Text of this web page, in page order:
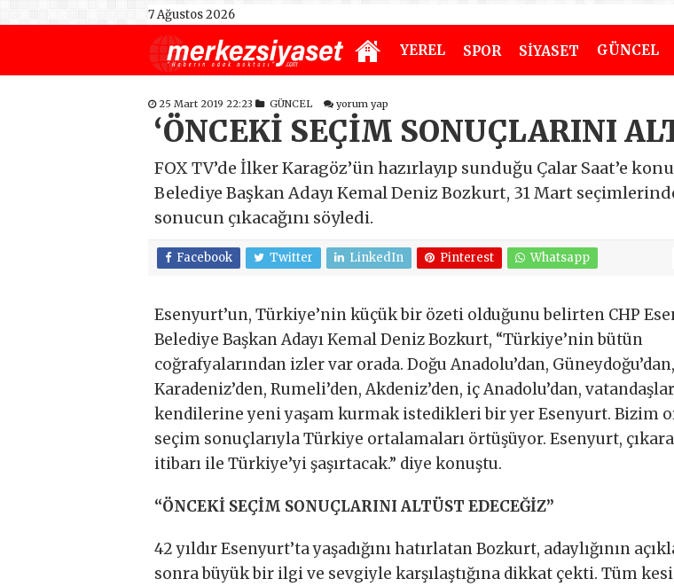
7 Ağustos 2026
YEREL SPOR SİYASET GÜNCEL
25 Mart 2019 22:23 GÜNCEL yorum yap
‘ÖNCEKİ SEÇİM SONUÇLARINI
FOX TV’de İlker Karagöz’ün hazırlayıp sunduğu Çalar Saat’e
Belediye Başkan Adayı Kemal Deniz Bozkurt, 31 Mart
sonucun çıkacağını söyledi.
Facebook Twitter LinkedIn Pinterest Whatsapp
Esenyurt’un, Türkiye’nin küçük bir özeti olduğunu belirten CHP
Belediye Başkan Adayı Kemal Deniz Bozkurt, “Türkiye’nin bütün
coğrafyalarından izler var orada. Doğu Anadolu’dan, Güneydoğu’dan,
Karadeniz’den, Rumeli’den, Akdeniz’den, iç Anadolu’dan,
kendilerine yeni yaşam kurmak istedikleri bir yer Esenyurt. Bizim
seçim sonuçlarıyla Türkiye ortalamaları örtüşüyor. Esenyurt,
itibarı ile Türkiye’yi şaşırtacak.” diye konuştu.
“ÖNCEKİ SEÇİM SONUÇLARINI ALTÜST EDECEĞİZ”
42 yıldır Esenyurt’ta yaşadığını hatırlatan Bozkurt, adaylığının
sonra büyük bir ilgi ve sevgiyle karşılaştığına dikkat çekti. Tüm